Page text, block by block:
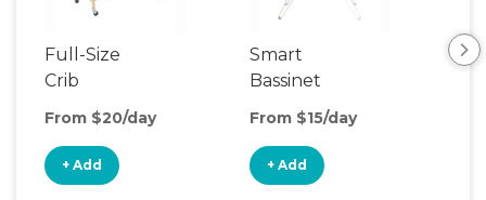
Full-Size
Crib
From $20/day
+ Add
Smart
Bassinet
From $15/day
+ Add